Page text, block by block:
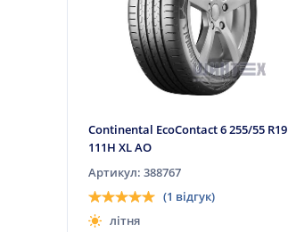
Continental EcoContact 6 255/55 R19
111H XL AO
Артикул: 388767
(1 відгук)
літня